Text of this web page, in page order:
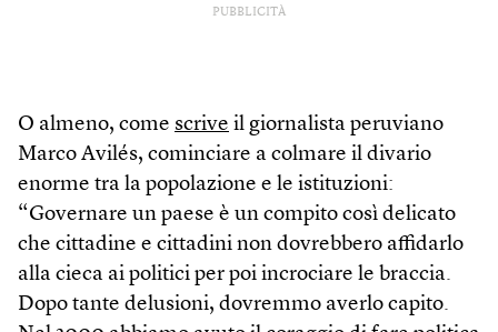
PUBBLICITÀ
O almeno, come scrive il giornalista peruviano
Marco Avilés, cominciare a colmare il divario
enorme tra la popolazione e le istituzioni:
“Governare un paese è un compito così delicato
che cittadine e cittadini non dovrebbero affidarlo
alla cieca ai politici per poi incrociare le braccia.
Dopo tante delusioni, dovremmo averlo capito.